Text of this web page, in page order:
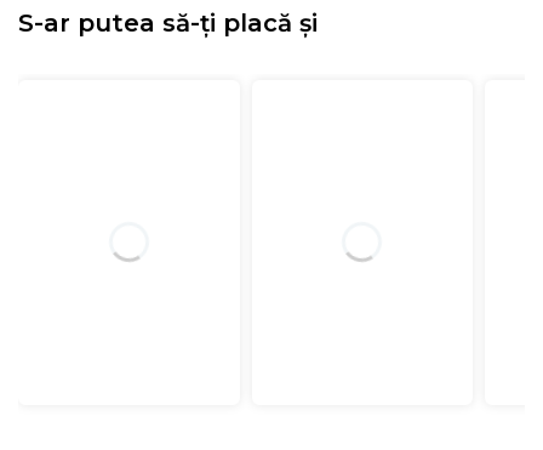
S-ar putea să-ți placă și